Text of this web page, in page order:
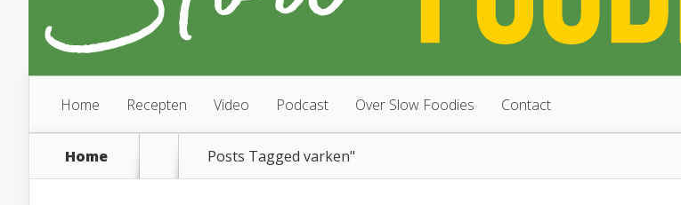
Home Recepten Video Podcast Over Slow Foodies Contact
Home Posts Tagged varken"